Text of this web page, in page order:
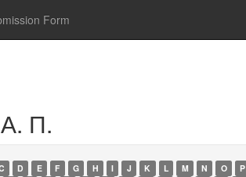
Form
П.
D E F G H I J K L M N O P